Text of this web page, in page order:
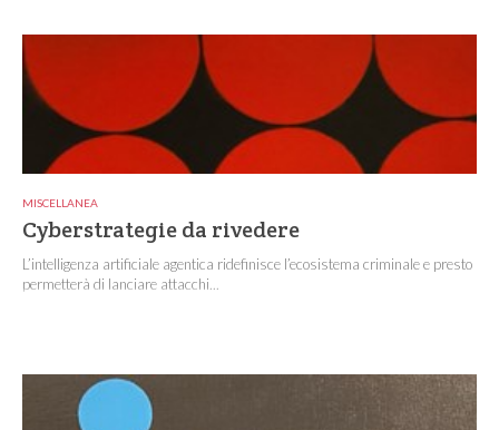
MISCELLANEA
Cyberstrategie da rivedere
L’intelligenza artificiale agentica ridefinisce l’ecosistema criminale e presto
permetterà di lanciare attacchi...